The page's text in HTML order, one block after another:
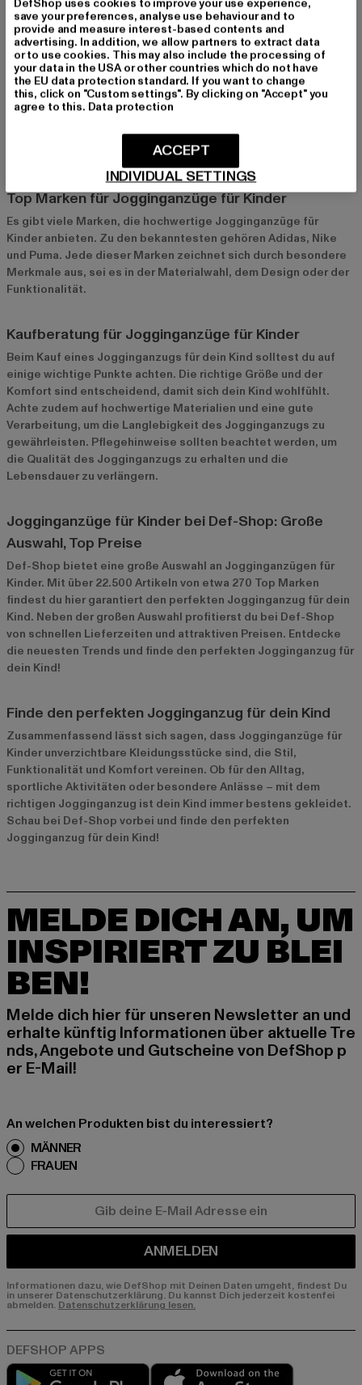
Wetter. Achte auf Modelle mit strapazierfähigen Materialien,
die den aktiven Lebensstil deines Kindes unterstützen.
Besondere Anlässe und Events
Für besondere Anlässe eignen sich modische Jogginganzüge,
Details wie Metallic-Prints oder auffälligen Farbkombinationen,
um deinem Kind einen coolen und trendigen Look zu verleihen.
Top Marken für Jogginganzüge für Kinder
Es gibt viele Marken, die hochwertige Jogginganzüge für
Kinder anbieten. Zu den bekanntesten gehören Adidas, Nike
und Puma. Jede dieser Marken zeichnet sich durch besondere
Merkmale aus, sei es in der Materialwahl, dem Design oder der
Funktionalität.
Kaufberatung für Jogginganzüge für Kinder
Beim Kauf eines Jogginganzugs für dein Kind solltest du auf
einige wichtige Punkte achten. Die richtige Größe und der
Komfort sind entscheidend, damit sich dein Kind wohlfühlt.
Achte zudem auf hochwertige Materialien und eine gute
Verarbeitung, um die Langlebigkeit des Jogginganzugs zu
gewährleisten. Pflegehinweise sollten beachtet werden, um
die Qualität des Jogginganzugs zu erhalten und die
Lebensdauer zu verlängern.
Jogginganzüge für Kinder bei Def-Shop: Große
Auswahl, Top Preise
Def-Shop bietet eine große Auswahl an Jogginganzügen für
Kinder. Mit über 22.500 Artikeln von etwa 270 Top Marken
findest du hier garantiert den perfekten Jogginganzug für dein
Kind. Neben der großen Auswahl profitierst du bei Def-Shop
von schnellen Lieferzeiten und attraktiven Preisen. Entdecke
die neuesten Trends und finde den perfekten Jogginganzug für
dein Kind!
Finde den perfekten Jogginganzug für dein Kind
Zusammenfassend lässt sich sagen, dass Jogginganzüge für
Kinder unverzichtbare Kleidungsstücke sind, die Stil,
Funktionalität und Komfort vereinen. Ob für den Alltag,
sportliche Aktivitäten oder besondere Anlässe – mit dem
richtigen Jogginganzug ist dein Kind immer bestens gekleidet.
Schau bei Def-Shop vorbei und finde den perfekten
Jogginganzug für dein Kind!
MELDE DICH AN, UM
INSPIRIERT ZU BLEI
BEN!
Melde dich hier für unseren Newsletter an und
erhalte künftig Informationen über aktuelle Tre
nds, Angebote und Gutscheine von DefShop p
er E-Mail!
An welchen Produkten bist du interessiert?
MÄNNER
FRAUEN
ANMELDEN
Informationen dazu, wie DefShop mit Deinen Daten umgeht, findest Du
in unserer Datenschutzerklärung. Du kannst Dich jederzeit kostenfei
abmelden.Datenschutzerklärung lesen.
Play market
save your preferences, analyse use behaviour and to
provide and measure interest-based contents and
advertising. In addition, we allow partners to extract data
or to use cookies. This may also include the processing of
your data in the USA or other countries which do not have
the EU data protection standard. If you want to change
this, click on "Custom settings". By clicking on "Accept" you
agree to this. Data protection
INDIVIDUAL SETTINGS
ACCEPT